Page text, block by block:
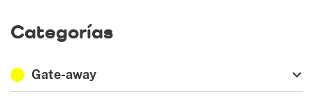
Categorías
Gate-away